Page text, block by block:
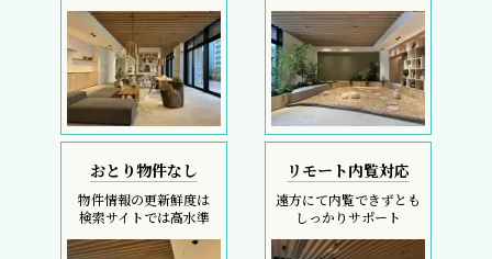
おとり物件なし
物件情報の更新鮮度は
検索サイトでは高水準
リモート内覧対応
遠方にて内覧できずとも
しっかりサポート